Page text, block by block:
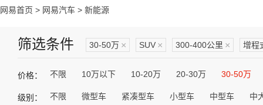
网易首页 > 网易汽车 > 新能源
筛选条件 30-50万 × SUV × 300-400公里 × 增程
价格： 不限 10万以下 10-20万 20-30万 30-50万
级别： 不限 微型车 紧凑型车 小型车 中型车 中